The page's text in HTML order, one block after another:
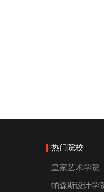
热门院校
皇家艺术学院
帕森斯设计学